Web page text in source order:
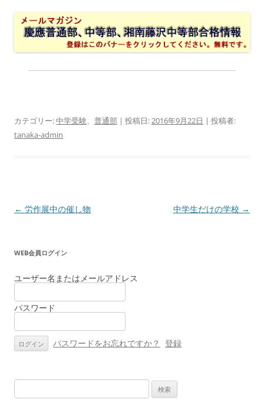
カテゴリー:中学受験、 普通部 | 投稿日:2016年9月22日 | 投稿者:
tanaka-admin
投
ビ
ゲ
シ
ン
← 労作展中の催し物 中学生だけの学校 →
WEB会員ログイン
ユーザー名またはメールアドレス
パスワード
パスワードをお忘れですか？ 登録
索: